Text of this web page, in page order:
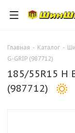
Главная - Каталог -
G-GRIP (987712)
185/55R15 H
(987712)